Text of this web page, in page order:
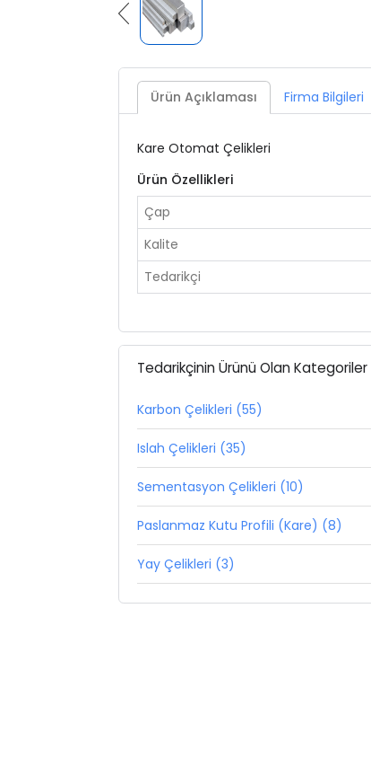
Ürün Açıklaması Firma Bilgileri
Kare Otomat Çelikleri
Ürün Özellikleri
Çap
Kalite
Tedarikçi
Tedarikçinin Ürünü Olan Kategoriler
Karbon Çelikleri (55)
Islah Çelikleri (35)
Sementasyon Çelikleri (10)
Paslanmaz Kutu Profili (Kare) (8)
Yay Çelikleri (3)